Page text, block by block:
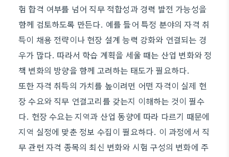
험 합격 여부를 넘어 직무 적합성과 경력 발전 가능성을
함께 검토하도록 만든다. 예를 들어 특정 분야의 자격 취
득이 채용 전략이나 현장 설계 능력 강화와 연결되는 경
우가 많다. 따라서 학습 계획을 세울 때는 산업 변화와 정
책 변화의 방향을 함께 고려하는 태도가 필요하다.
또한 자격 취득의 가치를 높이려면 어떤 자격이 실제 현
장 수요와 직무 연결고리를 갖는지 이해하는 것이 필수
다. 현장 수요는 지역과 산업 동향에 따라 다르기 때문에
지역 실정에 맞춘 정보 수집이 필요하다. 이 과정에서 직
무 관련 자격 종목의 최신 변화와 시험 구성의 변화에 주